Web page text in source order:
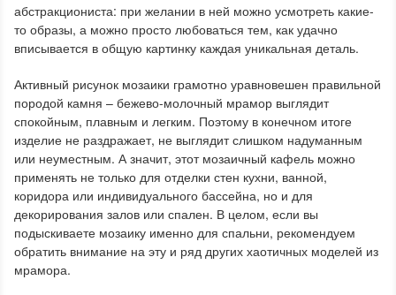
абстракциониста: при желании в ней можно усмотреть какие-
то образы, а можно просто любоваться тем, как удачно
вписывается в общую картинку каждая уникальная деталь.
Активный рисунок мозаики грамотно уравновешен правильной
породой камня – бежево-молочный мрамор выглядит
спокойным, плавным и легким. Поэтому в конечном итоге
изделие не раздражает, не выглядит слишком надуманным
или неуместным. А значит, этот мозаичный кафель можно
применять не только для отделки стен кухни, ванной,
коридора или индивидуального бассейна, но и для
декорирования залов или спален. В целом, если вы
подыскиваете мозаику именно для спальни, рекомендуем
обратить внимание на эту и ряд других хаотичных моделей из
мрамора.